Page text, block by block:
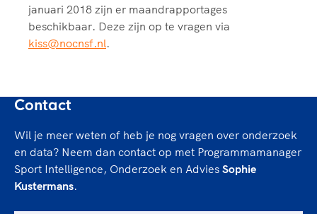
januari 2018 zijn er maandrapportages
beschikbaar. Deze zijn op te vragen via
kiss@nocnsf.nl.
Contact
Wil je meer weten of heb je nog vragen over onderzoek
en data? Neem dan contact op met Programmamanager
Sport Intelligence, Onderzoek en Advies Sophie
Kustermans.